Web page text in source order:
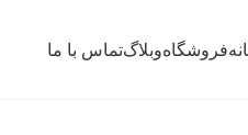
فروشگاهوبلاگتماس با ما